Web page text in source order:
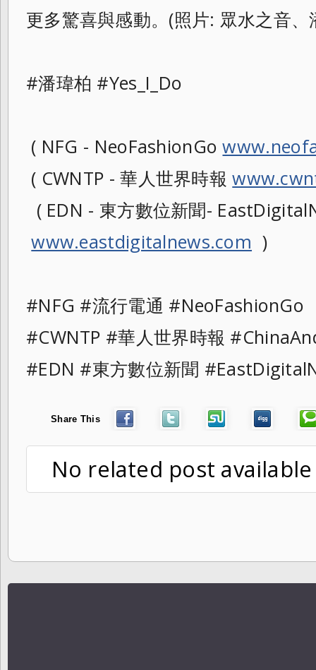
更多驚喜與感動。(照片: 眾水之音、
#潘瑋柏 #Yes_I_Do
( NFG - NeoFashionGo
( CWNTP - 華人世界時報
( EDN - 東方數位新聞-
www.eastdigitalnews.com )
#NFG #流行電通
#CWNTP #華人世界時報
#EDN #東方數位新聞
Share This
No related post available